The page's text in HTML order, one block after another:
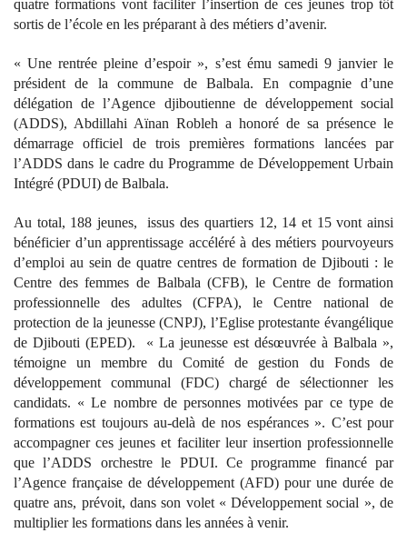
quatre formations vont faciliter l’insertion de ces jeunes trop tôt
sortis de l’école en les préparant à des métiers d’avenir.
« Une rentrée pleine d’espoir », s’est ému samedi 9 janvier le
président de la commune de Balbala. En compagnie d’une
délégation de l’Agence djiboutienne de développement social
(ADDS), Abdillahi Aïnan Robleh a honoré de sa présence le
démarrage officiel de trois premières formations lancées par
l’ADDS dans le cadre du Programme de Développement Urbain
Intégré (PDUI) de Balbala.
Au total, 188 jeunes,
issus des quartiers 12, 14 et 15 vont ainsi
bénéficier d’un apprentissage accéléré à des métiers pourvoyeurs
d’emploi au sein de quatre centres de formation de Djibouti : le
Centre des femmes de Balbala (CFB), le Centre de formation
professionnelle des adultes (CFPA), le Centre national de
protection de la jeunesse (CNPJ), l’Eglise protestante évangélique
de Djibouti (EPED).
« La jeunesse est désœuvrée à Balbala »,
témoigne un membre du Comité de gestion du Fonds de
développement communal (FDC) chargé de sélectionner les
candidats. « Le nombre de personnes motivées par ce type de
formations est toujours au-delà de nos espérances ». C’est pour
accompagner ces jeunes et faciliter leur insertion professionnelle
que l’ADDS orchestre le PDUI. Ce programme financé par
l’Agence française de développement (AFD) pour une durée de
quatre ans, prévoit, dans son volet « Développement social », de
multiplier les formations dans les années à venir.